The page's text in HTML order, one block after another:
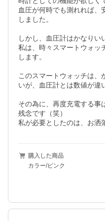
血圧が何時でも測れれば、
しました。
しかし、血圧計はかなりい
私は、時々スマートウォッ
します。
このスマートウォッチは、
いが、血圧計とは数値が違
その為に、再度充電する事
残念です（笑）
私が必要としたのは、お洒
購入した商品
カラー/ピンク